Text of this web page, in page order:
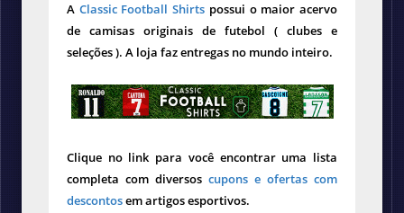
A Classic Football Shirts possui o maior acervo
de camisas originais de futebol ( clubes e
seleções ). A loja faz entregas no mundo inteiro.
Clique no link para você encontrar uma lista
completa com diversos cupons e ofertas com
descontosem artigos esportivos.